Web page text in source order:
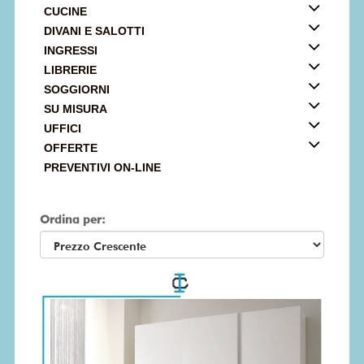
CUCINE
DIVANI E SALOTTI
INGRESSI
LIBRERIE
SOGGIORNI
SU MISURA
UFFICI
OFFERTE
PREVENTIVI ON-LINE
Ordina per: